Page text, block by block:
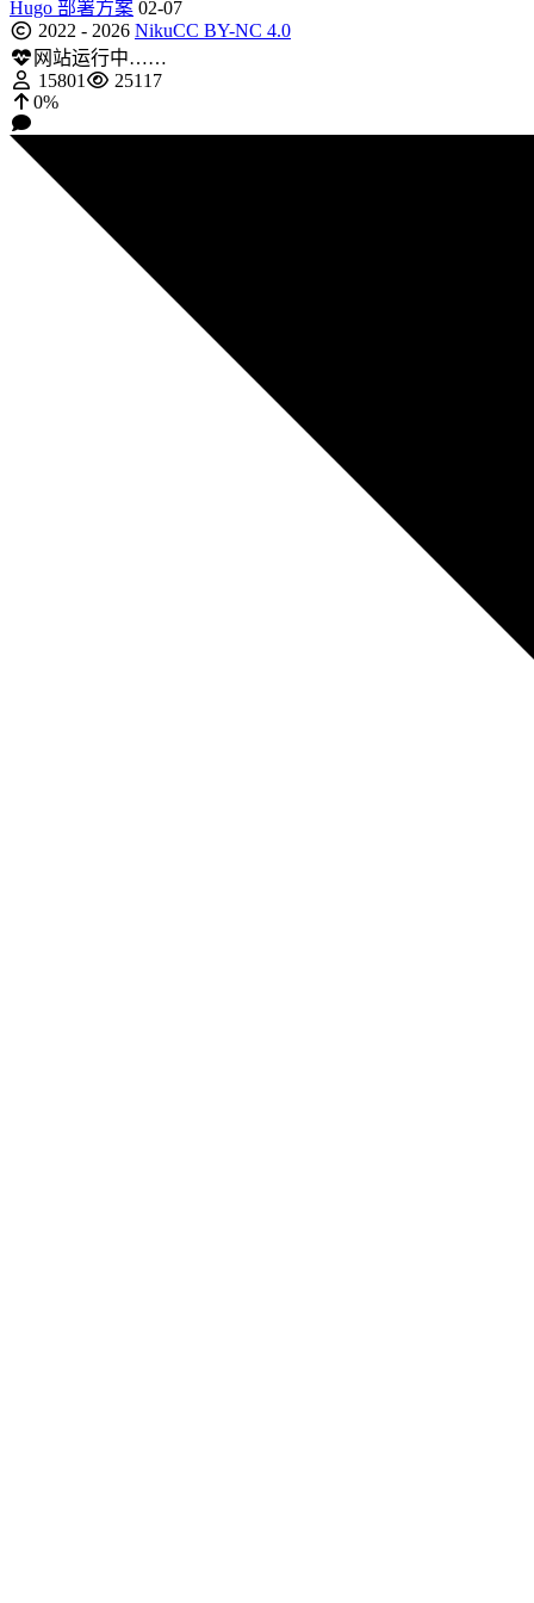
Hugo 部署方案 02-07
2022 - 2026 NikuCC BY-NC 4.0
网站运行中……
15801
25117
0%